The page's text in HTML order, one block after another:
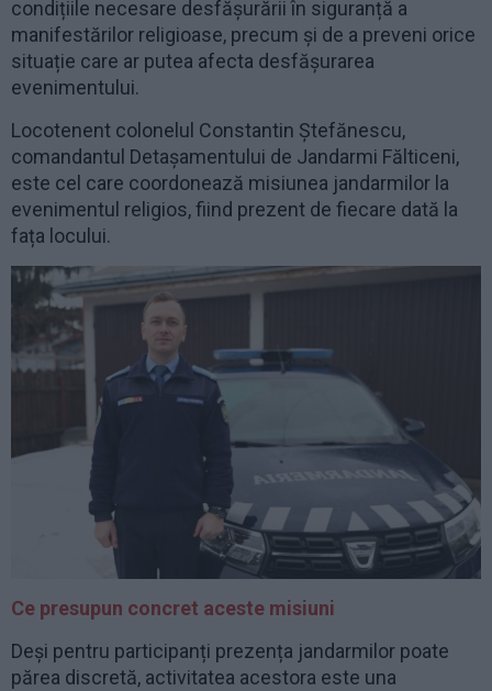
condițiile necesare desfășurării în siguranță a
manifestărilor religioase, precum și de a preveni orice
situație care ar putea afecta desfășurarea
evenimentului.
Locotenent colonelul Constantin Ștefănescu,
comandantul Detașamentului de Jandarmi Fălticeni,
este cel care coordonează misiunea jandarmilor la
evenimentul religios, fiind prezent de fiecare dată la
fața locului.
Ce presupun concret aceste misiuni
Deși pentru participanți prezența jandarmilor poate
părea discretă, activitatea acestora este una